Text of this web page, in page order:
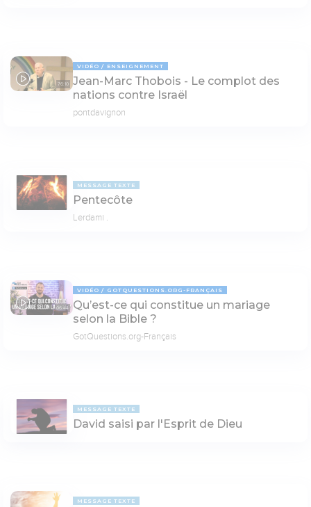
76:10
VIDÉO ENSEIGNEMENT
Jean-Marc Thobois - Le complot des
nations contre Israël
pontdavignon
MESSAGE TEXTE
Pentecôte
Lerdami .
06:44
VIDÉO GOTQUESTIONS.ORG-FRANÇAIS
Qu’est-ce qui constitue un mariage
selon la Bible ?
GotQuestions.org-Français
MESSAGE TEXTE
David saisi par l'Esprit de Dieu
MESSAGE TEXTE